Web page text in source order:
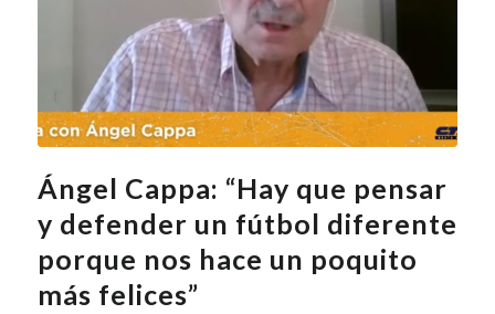
Ángel Cappa: “Hay que pensar
y defender un fútbol diferente
porque nos hace un poquito
más felices”